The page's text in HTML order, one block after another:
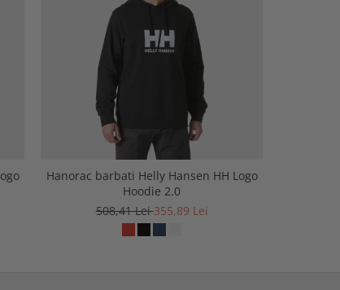
Hanorac barbati Helly Hansen HH Logo
Hoodie 2.0
508,41 Lei355,89 Lei